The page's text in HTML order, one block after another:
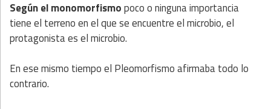
Según el monomorfismopoco o ninguna importancia
tiene el terreno en el que se encuentre el microbio, el
protagonista es el microbio.
En ese mismo tiempo el Pleomorfismo afirmaba todo lo
contrario.